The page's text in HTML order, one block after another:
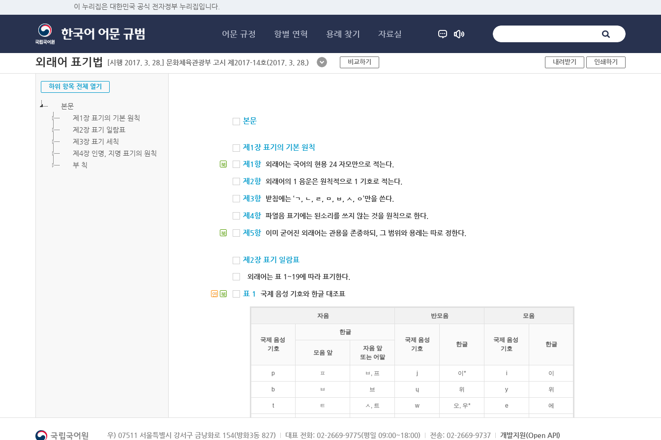
이 누리집은 대한민국 공식 전자정부 누리집입니다.
어문 규정 항별 연혁 용례 찾기 자료실
외래어 표기법 [시행 2017. 3. 28.] 문화체육관광부 고시 제2017-14호(2017. 3. 28.) 비교하기 내려받기 인쇄하기
하위 항목 전체 열기
본문
제1장 표기의 기본 원칙
제2장 표기 일람표
제3장 표기 세칙
제4장 인명, 지명 표기의 원칙
부 칙
본문
제1장 표기의 기본 원칙
북 제1항 외래어는 국어의 현용 24 자모만으로 적는다.
제2항 외래어의 1 음운은 원칙적으로 1 기호로 적는다.
제3항 받침에는 ‘ㄱ, ㄴ, ㄹ, ㅁ, ㅂ, ㅅ, ㅇ’만을 쓴다.
제4항 파열음 표기에는 된소리를 쓰지 않는 것을 원칙으로 한다.
북 제5항 이미 굳어진 외래어는 관용을 존중하되, 그 범위와 용례는 따로 정한다.
제2장 표기 일람표
외래어는 표 1~19에 따라 표기한다.
연 북 표 1 국제 음성 기호와 한글 대조표
자음 반모음 모음
국제 음성
기호
한글
국제 음성
기호
한글
국제 음성
기호
한글
모음 앞
자음 앞
또는 어말
p ㅍ ㅂ, 프 j 이* i 이
b ㅂ 브 ɥ 위 y 위
t ㅌ ㅅ, 트 w 오, 우* e 에
k ㅋ ㄱ, 크 ɛ 에
우) 07511 서울특별시 강서구 금낭화로 154(방화3동 827) 대표 전화: 02-2669-9775(평일 09:00~18:00) 전송: 02-2669-9737 개발지원(Open API)